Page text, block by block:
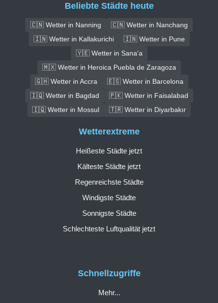
Beliebte Städte heute
🇨🇳 Wetter in Nanning
🇨🇳 Wetter in Nanchang
🇮🇳 Wetter in Kallakurichi
🇮🇳 Wetter in Pune
🇾🇪 Wetter in Sana'a
🇲🇽 Wetter in Heroica Puebla de Zaragoza
🇬🇭 Wetter in Accra
🇪🇸 Wetter in Barcelona
🇮🇶 Wetter in Bagdad
🇵🇰 Wetter in Faisalabad
🇮🇶 Wetter in Mossul
🇹🇷 Wetter in Diyarbakır
Schnellzugriffe
Mehr...
Wetterextreme
Heißeste Städte jetzt
Kälteste Städte jetzt
Regenreichste Städte
Windigste Städte
Sonnigste Städte
Schlechteste Luftqualität jetzt